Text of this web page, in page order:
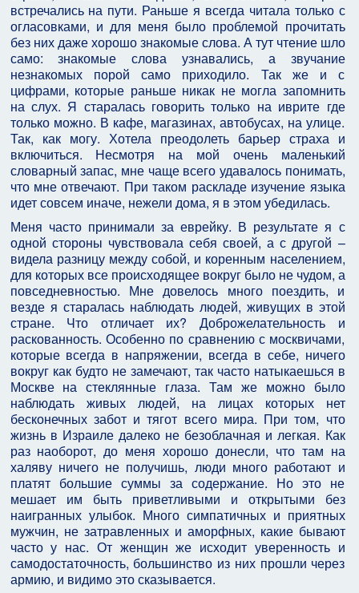
встречались на пути. Раньше я всегда читала только с
огласовками, и для меня было проблемой прочитать
без них даже хорошо знакомые слова. А тут чтение шло
само: знакомые слова узнавались, а звучание
незнакомых порой само приходило. Так же и с
цифрами, которые раньше никак не могла запомнить
на слух. Я старалась говорить только на иврите где
только можно. В кафе, магазинах, автобусах, на улице.
Так, как могу. Хотела преодолеть барьер страха и
включиться. Несмотря на мой очень маленький
словарный запас, мне чаще всего удавалось понимать,
что мне отвечают. При таком раскладе изучение языка
идет совсем иначе, нежели дома, я в этом убедилась.
Меня часто принимали за еврейку. В результате я с
одной стороны чувствовала себя своей, а с другой –
видела разницу между собой, и коренным населением,
для которых все происходящее вокруг было не чудом, а
повседневностью. Мне довелось много поездить, и
везде я старалась наблюдать людей, живущих в этой
стране. Что отличает их? Доброжелательность и
раскованность. Особенно по сравнению с москвичами,
которые всегда в напряжении, всегда в себе, ничего
вокруг как будто не замечают, так часто натыкаешься в
Москве на стеклянные глаза. Там же можно было
наблюдать живых людей, на лицах которых нет
бесконечных забот и тягот всего мира. При том, что
жизнь в Израиле далеко не безоблачная и легкая. Как
раз наоборот, до меня хорошо донесли, что там на
халяву ничего не получишь, люди много работают и
платят большие суммы за содержание. Но это не
мешает им быть приветливыми и открытыми без
наигранных улыбок. Много симпатичных и приятных
мужчин, не затравленных и аморфных, какие бывают
часто у нас. От женщин же исходит уверенность и
самодостаточность, большинство из них прошли через
армию, и видимо это сказывается.